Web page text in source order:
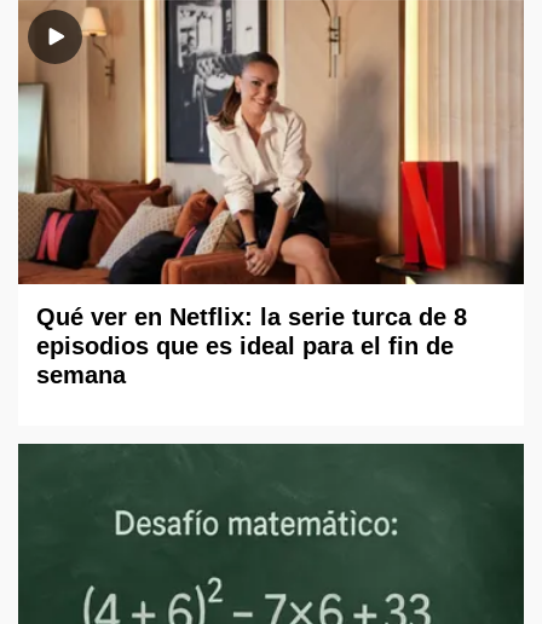
Qué ver en Netflix: la serie turca de 8
episodios que es ideal para el fin de
semana